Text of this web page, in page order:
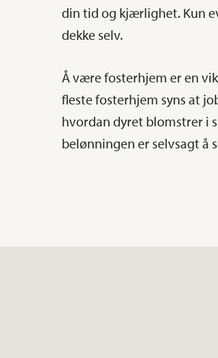
din tid og kjærlighet. Kun
dekke selv.
Å være fosterhjem er en
fleste fosterhjem syns at
hvordan dyret blomstrer i
belønningen er selvsagt å